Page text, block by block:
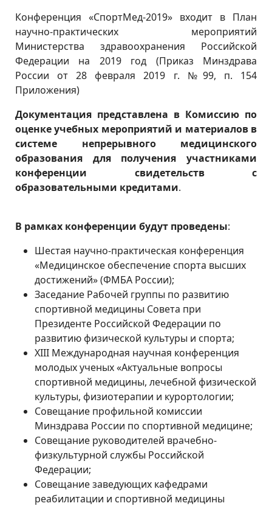
Конференция «СпортМед-2019» входит в План
научно-практических мероприятий
Министерства здравоохранения Российской
Федерации на 2019 год (Приказ Минздрава
России от 28 февраля 2019 г. №99, п. 154
Приложения)
Документация представлена в Комиссию по
оценке учебных мероприятий и материалов в
системе непрерывного медицинского
образования для получения участниками
конференции свидетельств с
образовательными кредитами.
В рамках конференции будут проведены:
Шестая научно-практическая конференция
«Медицинское обеспечение спорта высших
достижений» (ФМБА России);
Заседание Рабочей группы по развитию
спортивной медицины Совета при
Президенте Российской Федерации по
развитию физической культуры и спорта;
XIII Международная научная конференция
молодых ученых «Актуальные вопросы
спортивной медицины, лечебной физической
культуры, физиотерапии и курортологии;
Совещание профильной комиссии
Минздрава России по спортивной медицине;
Совещание руководителей врачебно-
физкультурной службы Российской
Федерации;
Совещание заведующих кафедрами
реабилитации и спортивной медицины